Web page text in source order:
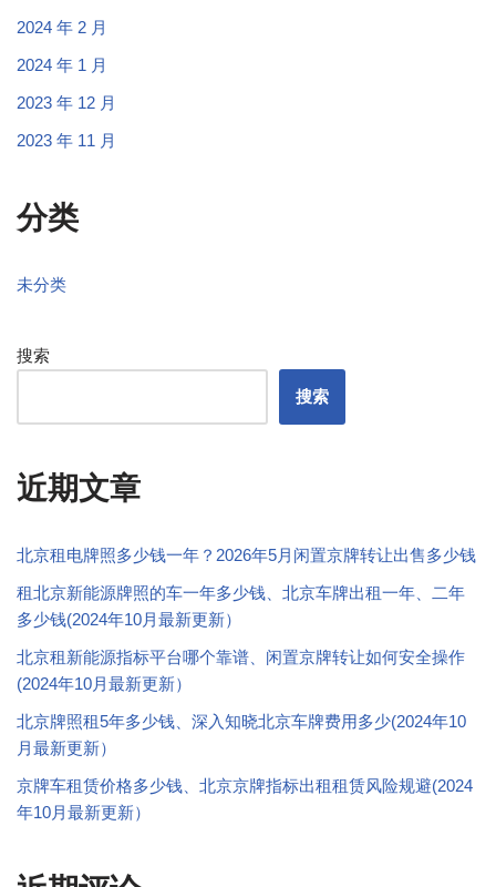
2024 年 2 月
2024 年 1 月
2023 年 12 月
2023 年 11 月
分类
未分类
搜索
搜索
近期文章
北京租电牌照多少钱一年？2026年5月闲置京牌转让出售多少钱
租北京新能源牌照的车一年多少钱、北京车牌出租一年、二年
多少钱(2024年10月最新更新）
北京租新能源指标平台哪个靠谱、闲置京牌转让如何安全操作
(2024年10月最新更新）
北京牌照租5年多少钱、深入知晓北京车牌费用多少(2024年10
月最新更新）
京牌车租赁价格多少钱、北京京牌指标出租租赁风险规避(2024
年10月最新更新）